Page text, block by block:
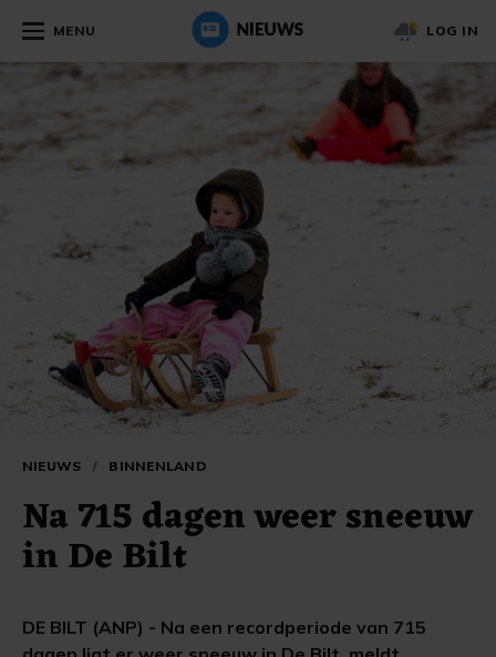
MENU LOG IN
NIEUWS / BINNENLAND
Na 715 dagen weer sneeuw
in De Bilt
DE BILT (ANP) - Na een recordperiode van 715